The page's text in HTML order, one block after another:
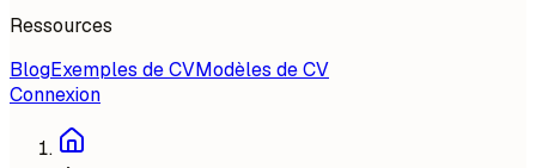
Ressources
BlogExemples de CVModèles de CV
Connexion